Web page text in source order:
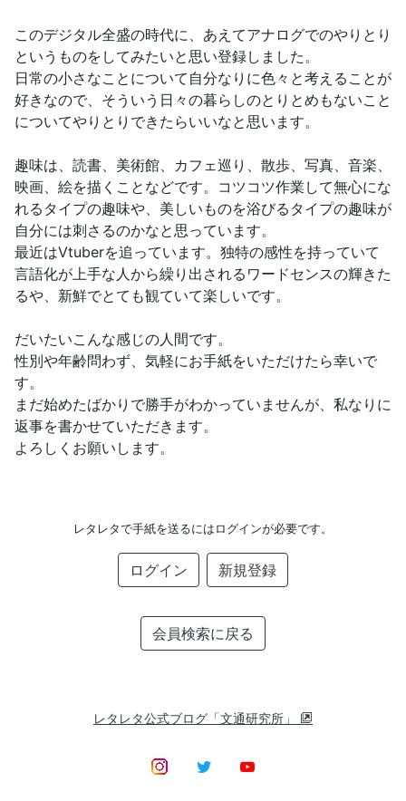
このデジタル全盛の時代に、あえてアナログでのやりとり
というものをしてみたいと思い登録しました。
日常の小さなことについて自分なりに色々と考えることが
好きなので、そういう日々の暮らしのとりとめもないこと
についてやりとりできたらいいなと思います。
趣味は、読書、美術館、カフェ巡り、散歩、写真、音楽、
映画、絵を描くことなどです。コツコツ作業して無心にな
れるタイプの趣味や、美しいものを浴びるタイプの趣味が
自分には刺さるのかなと思っています。
最近はVtuberを追っています。独特の感性を持っていて
言語化が上手な人から繰り出されるワードセンスの輝きた
るや、新鮮でとても観ていて楽しいです。
だいたいこんな感じの人間です。
性別や年齢問わず、気軽にお手紙をいただけたら幸いで
す。
まだ始めたばかりで勝手がわかっていませんが、私なりに
返事を書かせていただきます。
よろしくお願いします。
レタレタで手紙を送るにはログインが必要です。
ログイン 新規登録
会員検索に戻る
レタレタ公式ブログ「文通研究所」